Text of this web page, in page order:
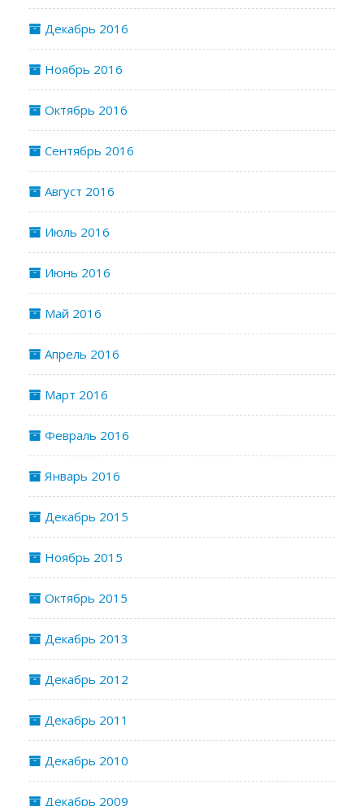
Декабрь 2016
Ноябрь 2016
Октябрь 2016
Сентябрь 2016
Август 2016
Июль 2016
Июнь 2016
Май 2016
Апрель 2016
Март 2016
Февраль 2016
Январь 2016
Декабрь 2015
Ноябрь 2015
Октябрь 2015
Декабрь 2013
Декабрь 2012
Декабрь 2011
Декабрь 2010
Декабрь 2009